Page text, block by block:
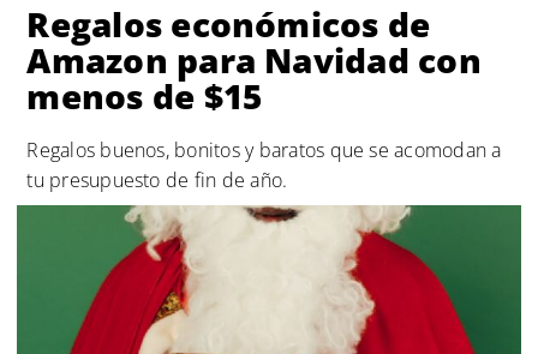
Regalos económicos de
Amazon para Navidad con
menos de $15
Regalos buenos, bonitos y baratos que se acomodan a
tu presupuesto de fin de año.